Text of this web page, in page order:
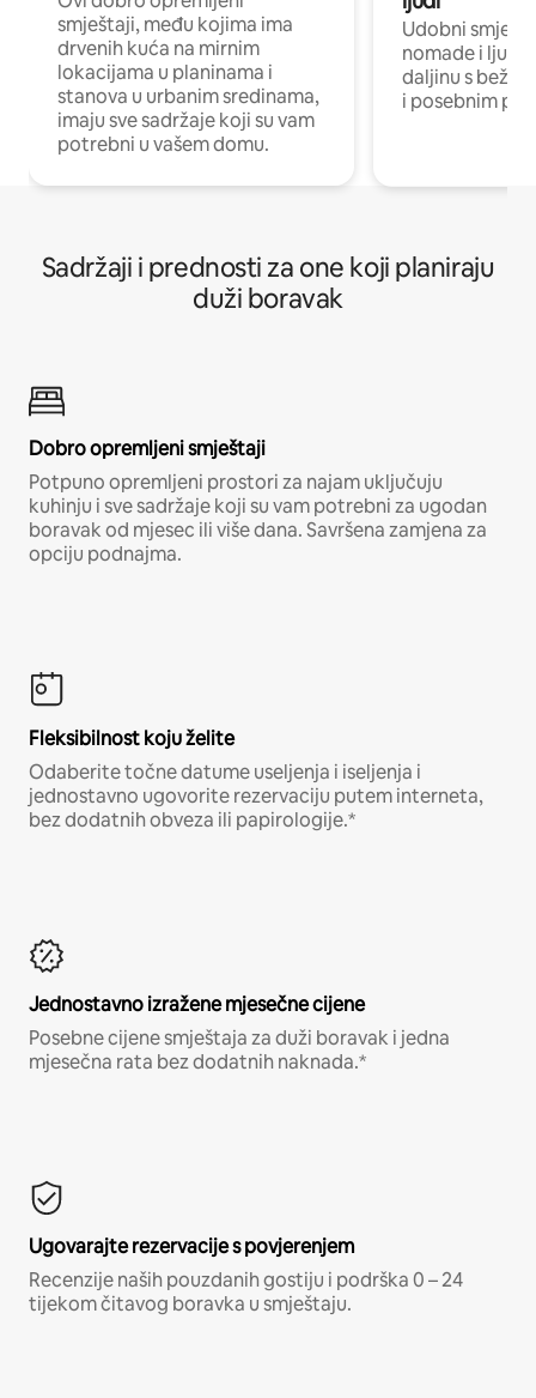
smještaji, među kojima ima
drvenih kuća na mirnim
lokacijama u planinama i
stanova u urbanim sredinama,
imaju sve sadržaje koji su vam
potrebni u vašem domu.
Udobni
nomade i ljude
daljinu s
i posebnim
Sadržaji i prednosti za one koji planiraju
duži boravak
Dobro opremljeni smještaji
Potpuno opremljeni prostori za najam uključuju
kuhinju i sve sadržaje koji su vam potrebni za ugodan
boravak od mjesec ili više dana. Savršena zamjena za
opciju podnajma.
Fleksibilnost koju želite
Odaberite točne datume useljenja i iseljenja i
jednostavno ugovorite rezervaciju putem interneta,
bez dodatnih obveza ili papirologije.*
Jednostavno izražene mjesečne cijene
Posebne cijene smještaja za duži boravak i jedna
mjesečna rata bez dodatnih naknada.*
Ugovarajte rezervacije s povjerenjem
Recenzije naših pouzdanih gostiju i podrška 0 – 24
tijekom čitavog boravka u smještaju.